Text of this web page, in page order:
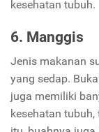
kesehatan tubuh.
6. Manggis
Jenis makanan
yang sedap.
juga memiliki
kesehatan